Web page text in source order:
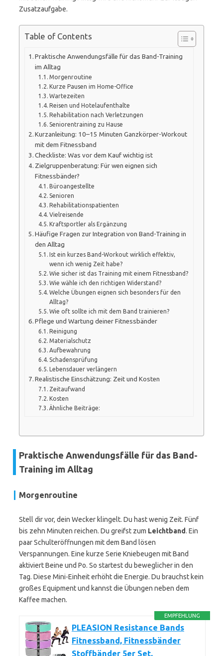
Zusatzaufgabe.
Table of Contents
Praktische Anwendungsfälle für das Band-Training
im Alltag
Morgenroutine
Kurze Pausen im Home-Office
Wartezeiten
Reisen und Hotelaufenthalte
Rehabilitation nach Verletzungen
Seniorentraining zu Hause
Kurzanleitung: 10–15 Minuten Ganzkörper-Workout
mit dem Fitnessband
Checkliste: Was vor dem Kauf wichtig ist
Zielgruppenberatung: Für wen eignen sich
Fitnessbänder?
Büroangestellte
Senioren
Rehabilitationspatienten
Vielreisende
Kraftsportler als Ergänzung
Häufige Fragen zur Integration von Band-Training in
den Alltag
Ist ein kurzes Band-Workout wirklich effektiv,
wenn ich wenig Zeit habe?
Wie sicher ist das Training mit einem Fitnessband?
Wie wähle ich den richtigen Widerstand?
Welche Übungen eignen sich besonders für den
Alltag?
Wie oft sollte ich mit dem Band trainieren?
Pflege und Wartung deiner Fitnessbänder
Reinigung
Materialschutz
Aufbewahrung
Schadensprüfung
Lebensdauer verlängern
Realistische Einschätzung: Zeit und Kosten
Zeitaufwand
Kosten
Ähnliche Beiträge:
Praktische Anwendungsfälle für das Band-
Training im Alltag
Morgenroutine
Stell dir vor, dein Wecker klingelt. Du hast wenig Zeit. Fünf
bis zehn Minuten reichen. Du greifst zum Leichtband. Ein
paar Schulteröffnungen mit dem Band lösen
Verspannungen. Eine kurze Serie Kniebeugen mit Band
aktiviert Beine und Po. So startest du beweglicher in den
Tag. Diese Mini-Einheit erhöht die Energie. Du brauchst kein
großes Equipment und kannst die Übungen neben dem
Kaffee machen.
EMPFEHLUNG
PLEASION Resistance Bands
Fitnessband, Fitnessbänder
Stoffbänder 5er Set,